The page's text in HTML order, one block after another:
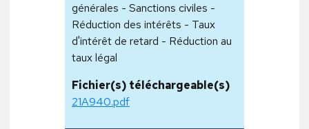
générales - Sanctions civiles -
Réduction des intérêts - Taux
d'intérêt de retard - Réduction au
taux légal
Fichier(s) téléchargeable(s)
21A940.pdf